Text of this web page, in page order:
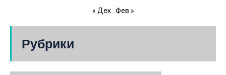
« Дек Фев »
Рубрики